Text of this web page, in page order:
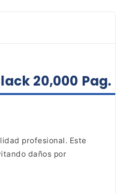
20,000 Pag.
profesional. Este
daños por